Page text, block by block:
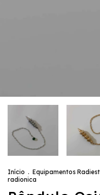
Início . Equipamentos
radionica